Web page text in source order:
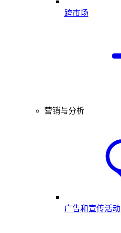
跨市场
营销与分析
广告和宣传活动